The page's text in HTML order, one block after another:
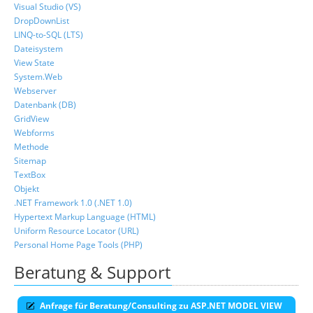
Visual Studio (VS)
DropDownList
LINQ-to-SQL (LTS)
Dateisystem
View State
System.Web
Webserver
Datenbank (DB)
GridView
Webforms
Methode
Sitemap
TextBox
Objekt
.NET Framework 1.0 (.NET 1.0)
Hypertext Markup Language (HTML)
Uniform Resource Locator (URL)
Personal Home Page Tools (PHP)
Beratung & Support
Anfrage für Beratung/Consulting zu ASP.NET MODEL VIEW